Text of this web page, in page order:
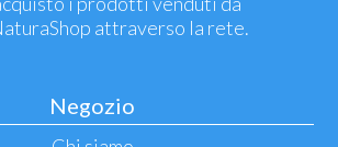
attraverso la rete.
Negozio